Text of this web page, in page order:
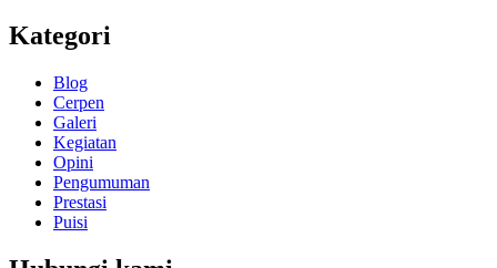
Kategori
Blog
Cerpen
Galeri
Kegiatan
Opini
Pengumuman
Prestasi
Puisi